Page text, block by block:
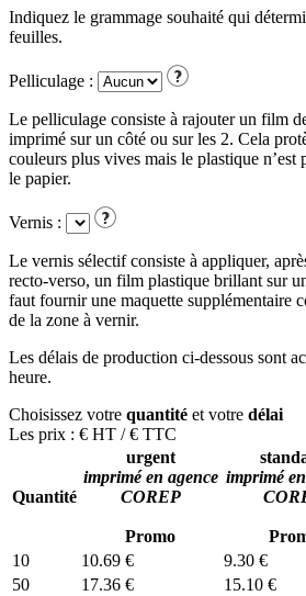
Indiquez le grammage souhaité qui
feuilles.
Pelliculage :
Le pelliculage consiste à rajouter un film
imprimé sur un côté ou sur les 2. Cela
couleurs plus vives mais le plastique n’est
le papier.
Vernis :
Le vernis sélectif consiste à appliquer,
recto-verso, un film plastique brillant sur
faut fournir une maquette supplémentaire
de la zone à vernir.
Les délais de production ci-dessous sont
heure.
Choisissez votre quantité et votre délai
Les prix : € HT /€ TTC
Quantité
urgent
imprimé en agence
COREP
Promo
imprimé
10
10.69 € 9.30 €
50
17.36 € 15.10 €